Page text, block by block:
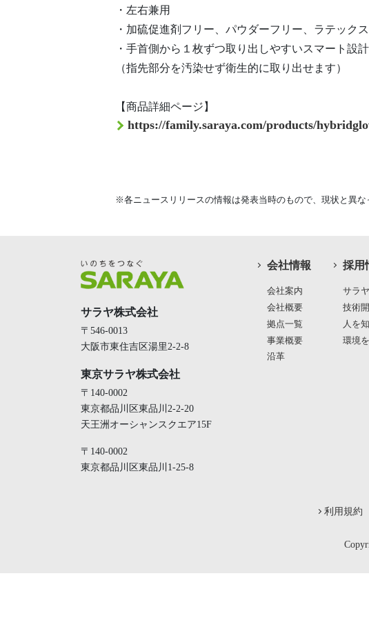
・左右兼用
・加硫促進剤フリー、パウダーフリー、ラテック
・手首側から１枚ずつ取り出しやすいスマート設計
（指先部分を汚染せず衛生的に取り出せます）
【商品詳細ページ】
https://family.saraya.com/products/
※各ニュースリリースの情報は発表当時のもので、現状と異な
サラヤ株式会社
〒546-0013
大阪市東住吉区湯里2-2-8
東京サラヤ株式会社
〒140-0002
東京都品川区東品川2-2-20
天王洲オーシャンスクエア15F
〒140-0002
東京都品川区東品川1-25-8
会社情報
会社案内
会社概要
拠点一覧
事業概要
沿革
採用
サラ
技術
人を
環境
利用規約